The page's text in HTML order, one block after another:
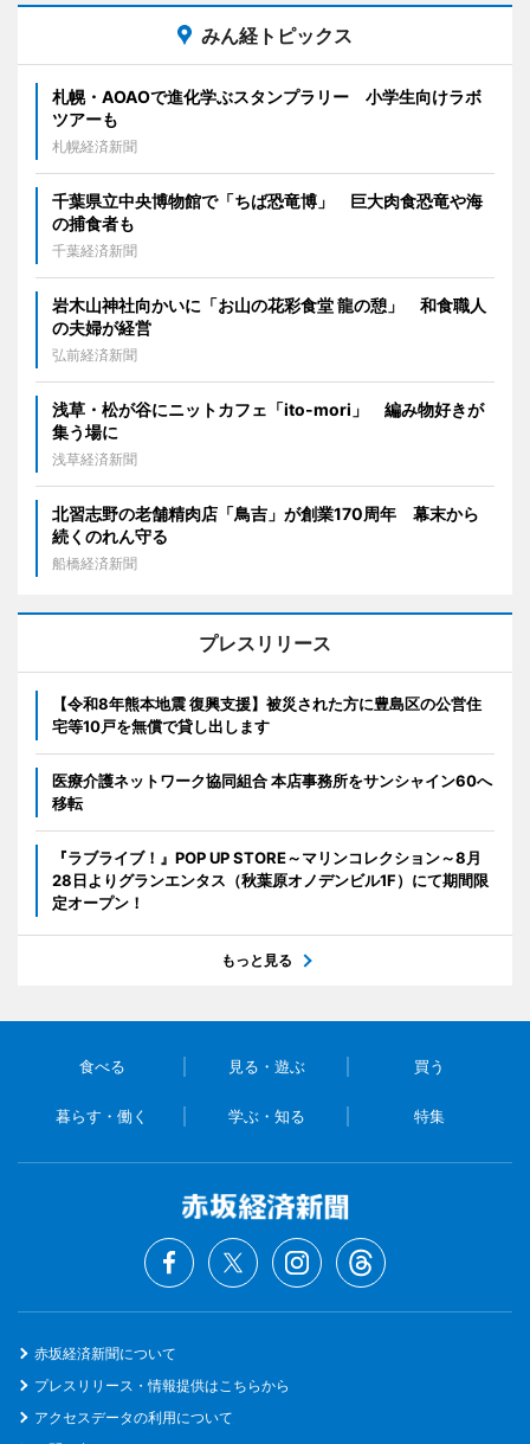
みん経トピックス
札幌・AOAOで進化学ぶスタンプラリー 小学生向けラボ
ツアーも
札幌経済新聞
千葉県立中央博物館で「ちば恐竜博」 巨大肉食恐竜や海
の捕食者も
千葉経済新聞
岩木山神社向かいに「お山の花彩食堂 龍の憩」 和食職人
の夫婦が経営
弘前経済新聞
浅草・松が谷にニットカフェ「ito-mori」 編み物好きが
集う場に
浅草経済新聞
北習志野の老舗精肉店「鳥吉」が創業170周年 幕末から
続くのれん守る
船橋経済新聞
プレスリリース
【令和8年熊本地震 復興支援】被災された方に豊島区の公営住
宅等10戸を無償で貸し出します
医療介護ネットワーク協同組合 本店事務所をサンシャイン60へ
移転
『ラブライブ！』POP UP STORE～マリンコレクション～8月
28日よりグランエンタス（秋葉原オノデンビル1F）にて期間限
定オープン！
もっと見る
食べる 見る・遊ぶ 買う
暮らす・働く 学ぶ・知る 特集
赤坂経済新聞について
プレスリリース・情報提供はこちらから
アクセスデータの利用について